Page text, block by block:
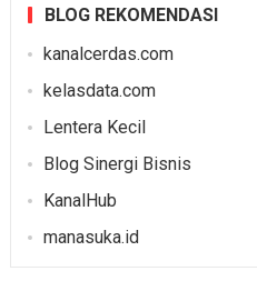
BLOG REKOMENDASI
kanalcerdas.com
kelasdata.com
Lentera Kecil
Blog Sinergi Bisnis
KanalHub
manasuka.id